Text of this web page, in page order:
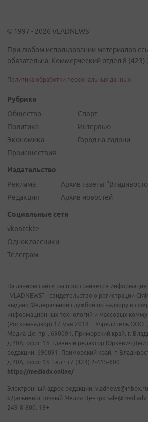
© 1997 - 2026 VLADNEWS
При любом использовании материалов
обязательна. Коммерческий отдел 8 (423)
Политика обработки персональных данных
Рубрики
Общество
Политика
Экономика
Происшествия
Спорт
Интервью
Город на ладони
Издательство
Реклама
Редакция
Архив газеты
Архив новостей
Социальные сети
vkontakte
Одноклассники
Телеграм
На данном сайте распространяется информация
"VLADNEWS" - свидетельство о регистрации
выдано Федеральной службой по надзору в
информационных технологий и массовых
(Роскомнадзор) 17 мая 2018 г. Учредитель ООО
Медиа Центр". 690091, Приморский край, г.
д.20А, офис 13. Главный редактор Юркевич
редакции: 690091, Приморский край, г.
д.20А, офис 13. Тел.: +7 (423) 2-415-600.
https://mediadv.online/
Электронный адрес редакции:
«Дальневосточный Медиа Центр»
249-8-800. 18+